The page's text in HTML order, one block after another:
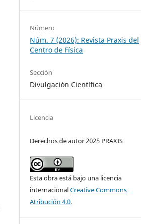
Número
Núm. 7 (2026): Revista Praxis del
Centro de Física
Sección
Divulgación Científica
Licencia
Derechos de autor 2025 PRAXIS
Esta obra está bajo una licencia
internacionalCreative Commons
Atribución 4.0.